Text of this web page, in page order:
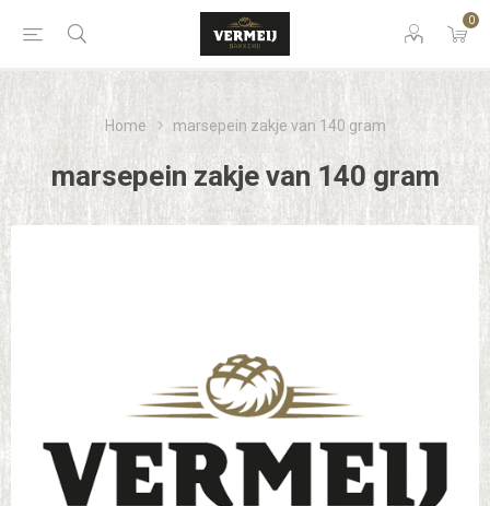
0
Home marsepein zakje van 140 gram
marsepein zakje van 140 gram